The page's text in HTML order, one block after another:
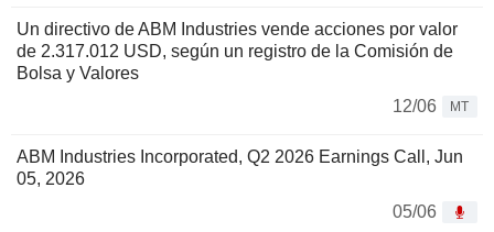
Un directivo de ABM Industries vende acciones por valor
de 2.317.012 USD, según un registro de la Comisión de
Bolsa y Valores
12/06
MT
ABM Industries Incorporated, Q2 2026 Earnings Call, Jun
05, 2026
05/06